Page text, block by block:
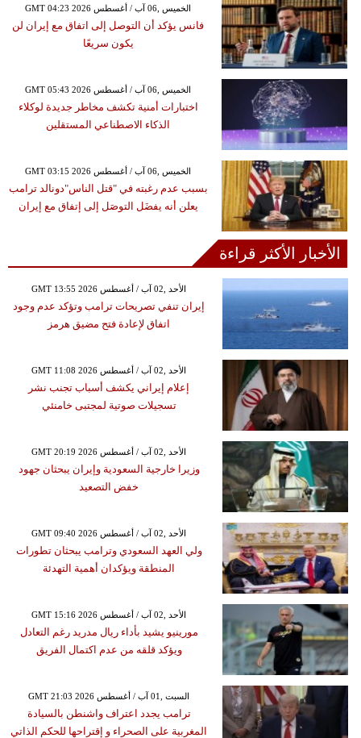
GMT 04:23 2026 الخميس ,06 آب / أغسطس
فانس يؤكد أن التوصل إلى اتفاق مع إيران لن
يكون سريعًا
GMT 05:43 2026 الخميس ,06 آب / أغسطس
اختبارات أمنية تكشف مخاطر جديدة لوكلاء
الذكاء الاصطناعي المستقلين
GMT 03:15 2026 الخميس ,06 آب / أغسطس
بسبب عدم رغبته في "قتل الناس"دونالد ترامب
يعلن أنه يفضَل التوصَل إلى إتفاق مع إيران
الأخبار الأكثر قراءة
GMT 13:55 2026 الأحد ,02 آب / أغسطس
إيران تنفي تصريحات ترامب وتؤكد عدم وجود
اتفاق لإعادة فتح مضيق هرمز
GMT 11:08 2026 الأحد ,02 آب / أغسطس
إعلام إيراني يكشف أسباب تجنب نشر
تسجيلات صوتية لمجتبى خامنئي
GMT 20:19 2026 الأحد ,02 آب / أغسطس
وزيرا خارجية السعودية وإيران يبحثان جهود
خفض التصعيد
GMT 09:40 2026 الأحد ,02 آب / أغسطس
ولي العهد السعودي وترامب يبحثان تطورات
المنطقة ويؤكدان أهمية التهدئة
GMT 15:16 2026 الأحد ,02 آب / أغسطس
مورينيو يشيد بأداء ريال مدريد رغم التعادل
ويؤكد قلقه من عدم اكتمال الفريق
GMT 21:03 2026 السبت ,01 آب / أغسطس
ترامب يجدد اعتراف واشنطن بالسيادة
المغربية على الصحراء و إقتراحها للحكم الذاتي